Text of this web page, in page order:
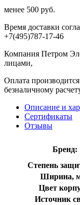
менее 500 руб.
Время доставки
+7(495)787-17-46
Компания Петром
лицами,
Оплата
безналичному
Описание и
Сертификаты
Отзывы
Бренд:
Степень
Ширина,
Цвет
Источник